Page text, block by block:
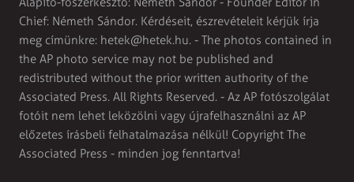
Chief: Németh Sándor. Kérdéseit, észrevételeit kérjük írja
meg címünkre: hetek@hetek.hu. - The photos contained in
the AP photo service may not be published and
redistributed without the prior written authority of the
Associated Press. All Rights Reserved. - Az AP fotószolgálat
fotóit nem lehet leközölni vagy újrafelhasználni az AP
előzetes írásbeli felhatalmazása nélkül! Copyright The
Associated Press - minden jog fenntartva!